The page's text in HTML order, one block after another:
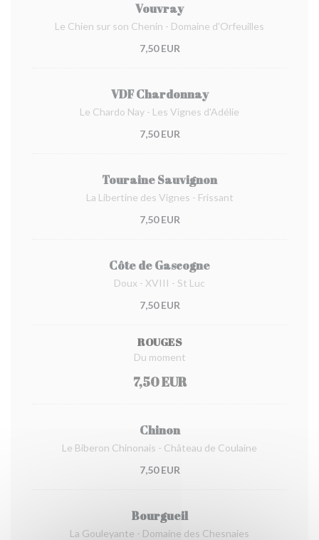
Vouvray
Le Chien sur son Chenin - Domaine d'Orfeuilles
7,50 EUR
VDF Chardonnay
Le Chardo Nay - Les Vignes d'Adélie
7,50 EUR
Touraine Sauvignon
La Libertine des Vignes - Frissant
7,50 EUR
Côte de Gascogne
Doux - XVIII - St Luc
7,50 EUR
ROUGES
Du moment
7,50 EUR
Chinon
Le Biberon Chinonais - Château de Coulaine
7,50 EUR
Bourgueil
La Gouleyante - Domaine des Chesnaies